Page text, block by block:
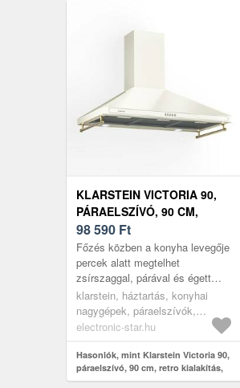
KLARSTEIN VICTORIA 90,
PÁRAELSZÍVÓ, 90 CM,
RETRO KIALAKÍTÁS, 644, 5
M³/Ó, 2 LED LÁMPA
98 590 Ft
Főzés közben a konyha levegője
percek alatt megtelhet
zsírszaggal, párával és égett
illattal – a Klarstein Victoria 90
páraelszívó azonban mindezze...
klarstein, háztartás, konyhai
nagygépek, páraelszívók,
kéményes és fali páraelszívók
electronic-star.hu
Hasonlók, mint Klarstein Victoria 90,
páraelszívó, 90 cm, retro kialakítás,
644, 5 m³/ó, 2 LED lámpa